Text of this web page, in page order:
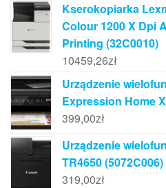
Kserokopiarka
Colour 1200 X Dpi
Printing (32C0010)
10459,26zł
Urządzenie
Expression Home
399,00zł
Urządzenie
TR4650 (5072C006)
319,00zł